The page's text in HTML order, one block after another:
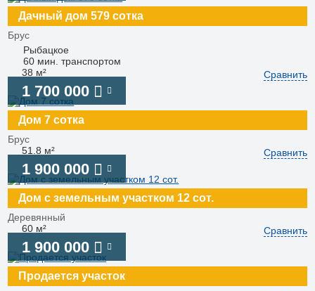
Дачный дом 579 сотка
Брус
Рыбацкое
60 мин. транспортом
38 м²
Сравнить
1 700 000
Дом 7 сотка
Брус
51.8 м²
Сравнить
1 900 000
Дом с земельным участком 12 сот.
Деревянный
60 м²
Сравнить
1 900 000
Продается участок